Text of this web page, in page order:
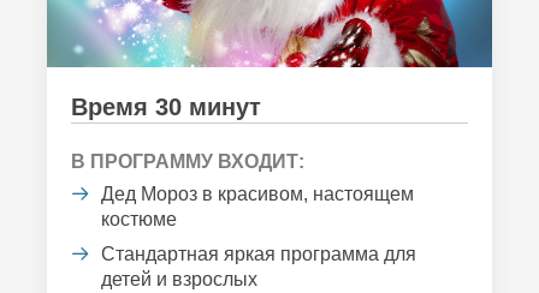
Время 30 минут
В ПРОГРАММУ ВХОДИТ:
Дед Мороз в красивом, настоящем
костюме
Стандартная яркая программа для
детей и взрослых